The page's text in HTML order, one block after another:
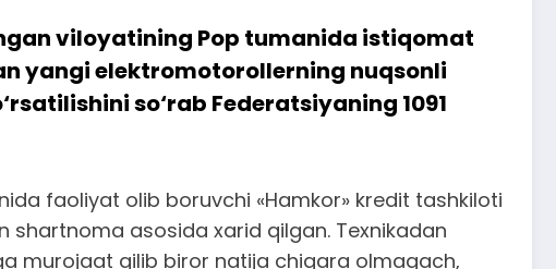
viloyatining Pop tumanida istiqomat
yangi elektromotorollerning nuqsonli
so‘rab Federatsiyaning 1091
faoliyat olib boruvchi «Hamkor» kredit tashkiloti
asosida xarid qilgan. Texnikadan
murojaat qilib biror natija chiqara olmagach,